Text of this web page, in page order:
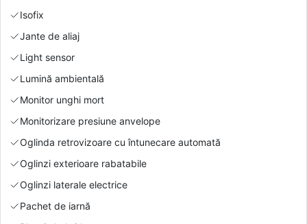
Isofix
Jante de aliaj
Light sensor
Lumină ambientală
Monitor unghi mort
Monitorizare presiune anvelope
Oglinda retrovizoare cu întunecare automată
Oglinzi exterioare rabatabile
Oglinzi laterale electrice
Pachet de iarnă